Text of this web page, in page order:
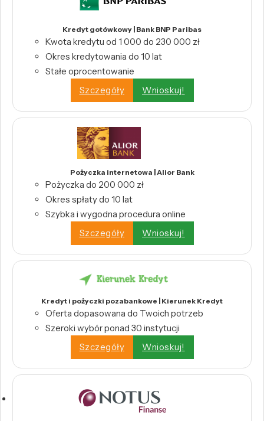
Kredyt gotówkowy | Bank BNP Paribas
Kwota kredytu od 1 000 do 230 000 zł
Okres kredytowania do 10 lat
Stałe oprocentowanie
Szczegóły
Wnioskuj!
Pożyczka internetowa | Alior Bank
Pożyczka do 200 000 zł
Okres spłaty do 10 lat
Szybka i wygodna procedura online
Szczegóły
Wnioskuj!
Kredyt i pożyczki pozabankowe | Kierunek Kredyt
Oferta dopasowana do Twoich potrzeb
Szeroki wybór ponad 30 instytucji
Szczegóły
Wnioskuj!